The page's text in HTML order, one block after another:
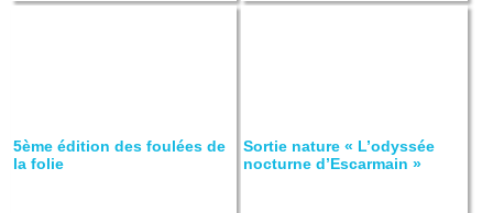
5ème édition des foulées de
la folie
Sortie nature « L’odyssée
nocturne d’Escarmain »